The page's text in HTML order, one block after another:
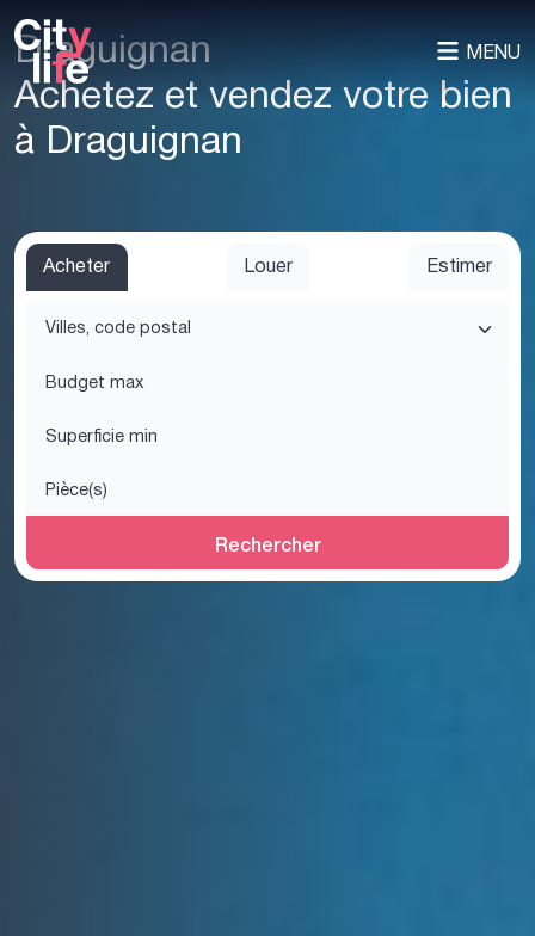
MENU
Draguignan
Achetez et vendez votre bien
à Draguignan
Acheter Louer Estimer
Rechercher